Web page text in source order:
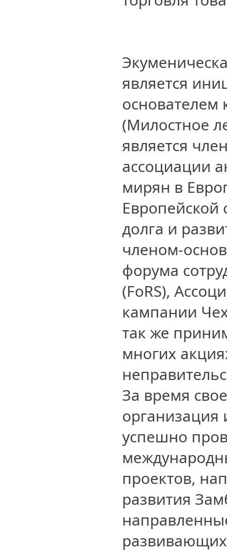
является
(Милостное
является
ассоциации
мирян в
Европейской
долга и
членом-
форума
(FoRS),
кампании
так же
многих
За время
успешно
проектов,
развития